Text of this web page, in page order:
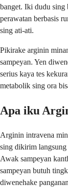
banget. Iki dudu sing
perawatan berbasis
sing ati-ati.
Pikirake arginin
sampeyan. Yen
serius kaya tes
metabolik sing ora
Apa iku
Arginin intravena
sing dikirim
Awak sampeyan
sampeyan butuh
diwenehake